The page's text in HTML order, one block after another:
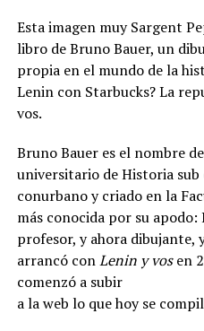
Esta imagen muy Sargent
libro de Bruno Bauer, un
propia en el mundo de la
Lenin con Starbucks? La
vos.
Bruno Bauer es el nombre
universitario de Historia
conurbano y criado en la
más conocida por su
profesor, y ahora dibujante,
arrancó conLenin y vosen
comenzó a subir
a la web lo que hoy se